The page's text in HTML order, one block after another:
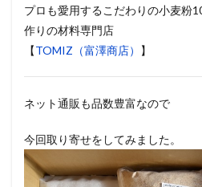
プロも愛用するこだわりの小麦粉
作りの材料専門店
【TOMIZ（富澤商店） 】
ネット通販も品数豊富なので
今回取り寄せをしてみました。